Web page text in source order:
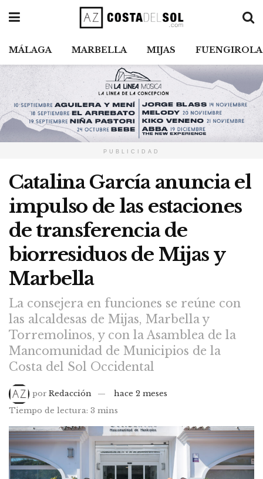
MÁLAGA MARBELLA MIJAS FUENGIROLA
PUBLICIDAD
Catalina García anuncia el
impulso de las estaciones
de transferencia de
biorresiduos de Mijas y
Marbella
La consejera en funciones se reúne con
las alcaldesas de Mijas, Marbella y
Torremolinos, y con la Asamblea de la
Mancomunidad de Municipios de la
Costa del Sol Occidental
por Redacción
hace 2 meses
Tiempo de lectura: 3 mins